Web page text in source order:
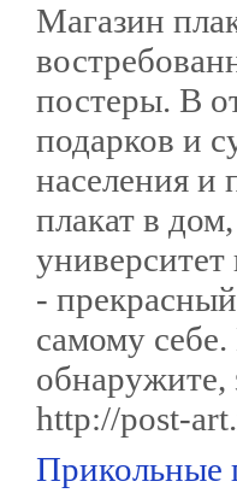
Магазин
постеры. В
подарков и
населения и
плакат в
-
самому
обнаружите,
http://post-
Прикольные